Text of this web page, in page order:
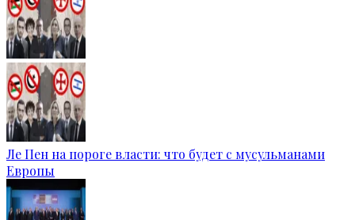
Ле Пен на пороге власти: что будет с мусульманами
Европы